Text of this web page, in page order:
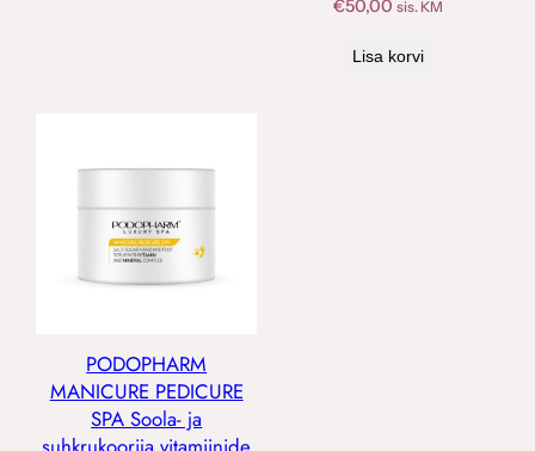
€50,00 sis. KM
Lisa korvi
PODOPHARM
MANICURE PEDICURE
SPA Soola- ja